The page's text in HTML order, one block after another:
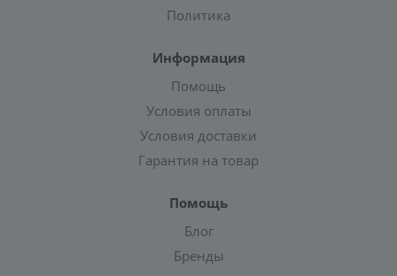
Политика
Информация
Помощь
Условия оплаты
Условия доставки
Гарантия на товар
Помощь
Блог
Бренды